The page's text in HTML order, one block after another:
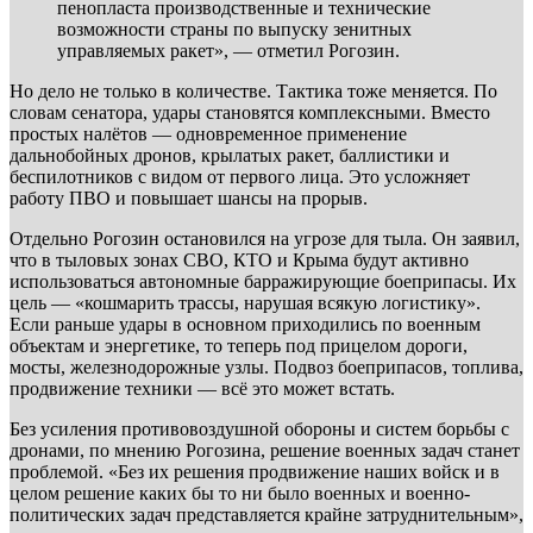
пенопласта производственные и технические
возможности страны по выпуску зенитных
управляемых ракет», — отметил Рогозин.
Но дело не только в количестве. Тактика тоже меняется. По
словам сенатора, удары становятся комплексными. Вместо
простых налётов — одновременное применение
дальнобойных дронов, крылатых ракет, баллистики и
беспилотников с видом от первого лица. Это усложняет
работу ПВО и повышает шансы на прорыв.
Отдельно Рогозин остановился на угрозе для тыла. Он заявил,
что в тыловых зонах СВО, КТО и Крыма будут активно
использоваться автономные барражирующие боеприпасы. Их
цель — «кошмарить трассы, нарушая всякую логистику».
Если раньше удары в основном приходились по военным
объектам и энергетике, то теперь под прицелом дороги,
мосты, железнодорожные узлы. Подвоз боеприпасов, топлива,
продвижение техники — всё это может встать.
Без усиления противовоздушной обороны и систем борьбы с
дронами, по мнению Рогозина, решение военных задач станет
проблемой. «Без их решения продвижение наших войск и в
целом решение каких бы то ни было военных и военно-
политических задач представляется крайне затруднительным»,